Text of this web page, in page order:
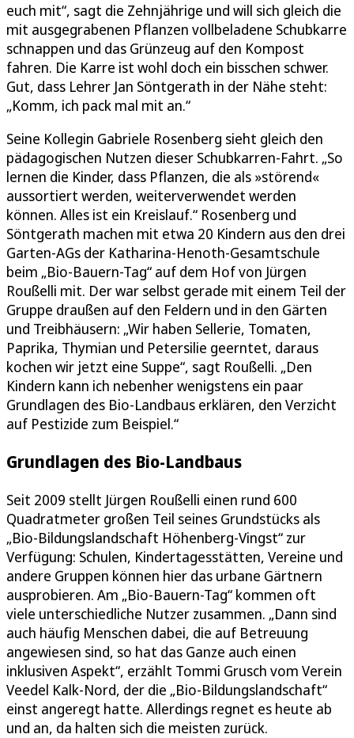
euch mit“, sagt die Zehnjährige und will sich gleich die
mit ausgegrabenen Pflanzen vollbeladene Schubkarre
schnappen und das Grünzeug auf den Kompost
fahren. Die Karre ist wohl doch ein bisschen schwer.
Gut, dass Lehrer Jan Söntgerath in der Nähe steht:
„Komm, ich pack mal mit an.“
Seine Kollegin Gabriele Rosenberg sieht gleich den
pädagogischen Nutzen dieser Schubkarren-Fahrt. „So
lernen die Kinder, dass Pflanzen, die als »störend«
aussortiert werden, weiterverwendet werden
können. Alles ist ein Kreislauf.“ Rosenberg und
Söntgerath machen mit etwa 20 Kindern aus den drei
Garten-AGs der Katharina-Henoth-Gesamtschule
beim „Bio-Bauern-Tag“ auf dem Hof von Jürgen
Roußelli mit. Der war selbst gerade mit einem Teil der
Gruppe draußen auf den Feldern und in den Gärten
und Treibhäusern: „Wir haben Sellerie, Tomaten,
Paprika, Thymian und Petersilie geerntet, daraus
kochen wir jetzt eine Suppe“, sagt Roußelli. „Den
Kindern kann ich nebenher wenigstens ein paar
Grundlagen des Bio-Landbaus erklären, den Verzicht
auf Pestizide zum Beispiel.“
Grundlagen des Bio-Landbaus
Seit 2009 stellt Jürgen Roußelli einen rund 600
Quadratmeter großen Teil seines Grundstücks als
„Bio-Bildungslandschaft Höhenberg-Vingst“ zur
Verfügung: Schulen, Kindertagesstätten, Vereine und
andere Gruppen können hier das urbane Gärtnern
ausprobieren. Am „Bio-Bauern-Tag“ kommen oft
viele unterschiedliche Nutzer zusammen. „Dann sind
auch häufig Menschen dabei, die auf Betreuung
angewiesen sind, so hat das Ganze auch einen
inklusiven Aspekt“, erzählt Tommi Grusch vom Verein
Veedel Kalk-Nord, der die „Bio-Bildungslandschaft“
einst angeregt hatte. Allerdings regnet es heute ab
und an, da halten sich die meisten zurück.